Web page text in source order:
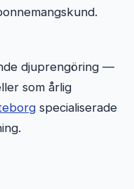
djuprengöring —
som årlig
specialiserade